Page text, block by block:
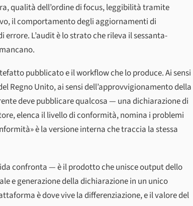
qualità dell’ordine di focus, leggibilità tramite
il comportamento degli aggiornamenti di
L’audit è lo strato che rileva il sessanta-
pubblicato e il workflow che lo produce. Ai sensi
Regno Unito, ai sensi dell’approvvigionamento della
deve pubblicare qualcosa — una dichiarazione di
elenca il livello di conformità, nomina i problemi
è la versione interna che traccia la stessa
confronta — è il prodotto che unisce output dello
e generazione della dichiarazione in un unico
è dove vive la differenziazione, e il valore del